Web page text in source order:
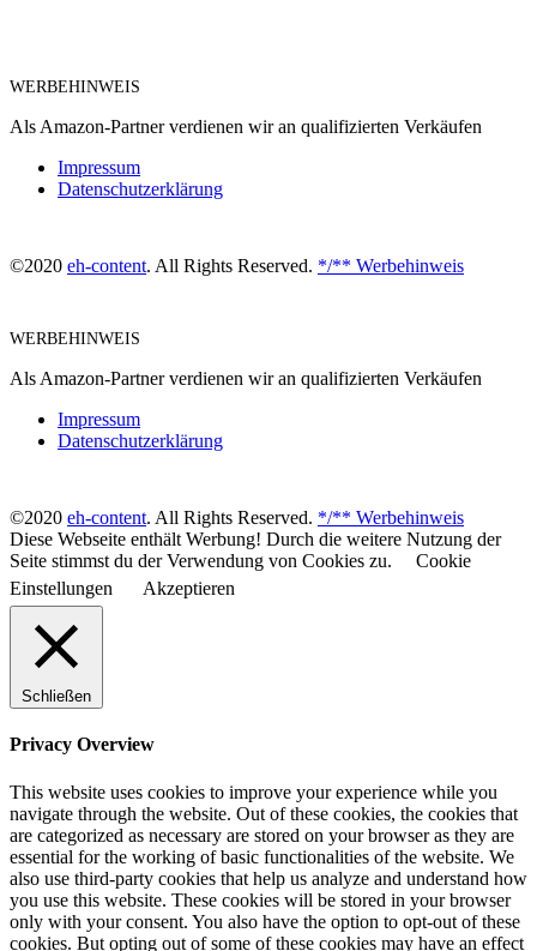
WERBEHINWEIS
Als Amazon-Partner verdienen wir an qualifizierten Verkäufen
Impressum
Datenschutzerklärung
©2020 eh-content. All Rights Reserved. */** Werbehinweis
WERBEHINWEIS
Als Amazon-Partner verdienen wir an qualifizierten Verkäufen
Impressum
Datenschutzerklärung
©2020 eh-content. All Rights Reserved. */** Werbehinweis
Diese Webseite enthält Werbung! Durch die weitere Nutzung der
Seite stimmst du der Verwendung von Cookies zu.
Cookie
Einstellungen
Akzeptieren
Schließen
Privacy Overview
This website uses cookies to improve your experience while you
navigate through the website. Out of these cookies, the cookies that
are categorized as necessary are stored on your browser as they are
essential for the working of basic functionalities of the website. We
also use third-party cookies that help us analyze and understand how
you use this website. These cookies will be stored in your browser
only with your consent. You also have the option to opt-out of these
cookies. But opting out of some of these cookies may have an effect